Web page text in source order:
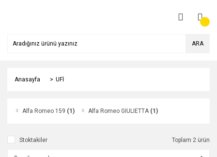
ARA
Anasayfa UFİ
Alfa Romeo 159 (1) Alfa Romeo GIULIETTA (1)
Stoktakiler Toplam 2 ürün